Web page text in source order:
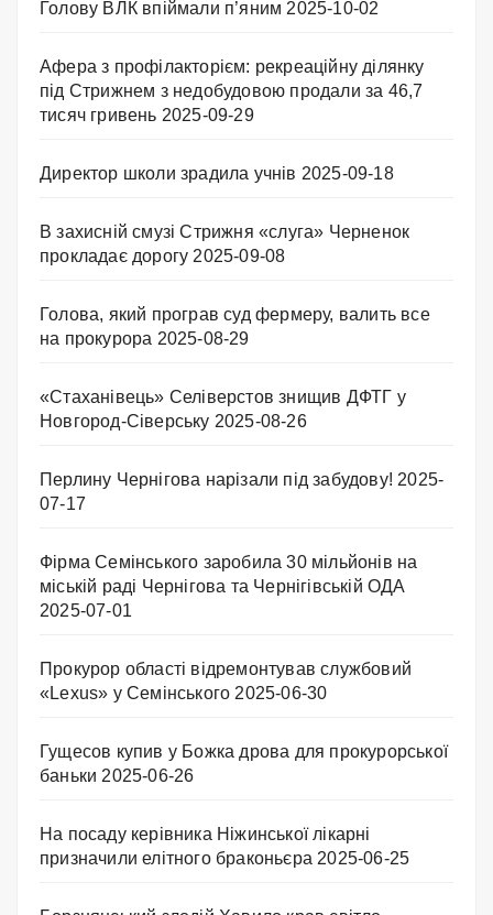
Голову ВЛК впіймали п’яним 2025-10-02
Афера з профілакторієм: рекреаційну ділянку
під Стрижнем з недобудовою продали за 46,7
тисяч гривень 2025-09-29
Директор школи зрадила учнів 2025-09-18
В захисній смузі Стрижня «слуга» Черненок
прокладає дорогу 2025-09-08
Голова, який програв суд фермеру, валить все
на прокурора 2025-08-29
«Стаханівець» Селіверстов знищив ДФТГ у
Новгород-Сіверську 2025-08-26
Перлину Чернігова нарізали під забудову! 2025-
07-17
Фірма Семінського заробила 30 мільйонів на
міській раді Чернігова та Чернігівській ОДА
2025-07-01
Прокурор області відремонтував службовий
«Lexus» у Семінського 2025-06-30
Гущесов купив у Божка дрова для прокурорської
баньки 2025-06-26
На посаду керівника Ніжинської лікарні
призначили елітного браконьєра 2025-06-25